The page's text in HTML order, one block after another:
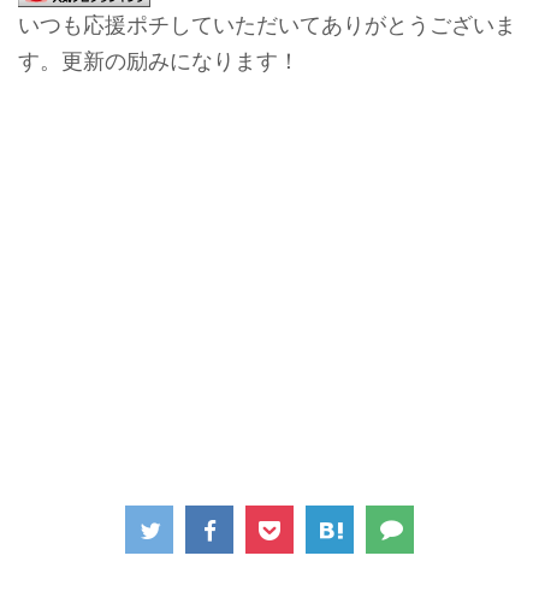
いつも応援ポチしていただいてありがとうございま
す。更新の励みになります！